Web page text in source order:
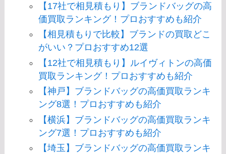
【17社で相見積もり】ブランドバッグの高
価買取ランキング！プロおすすめも紹介
【相見積もりで比較】ブランドの買取どこ
がいい？プロおすすめ12選
【12社で相見積もり】ルイヴィトンの高価
買取ランキング！プロおすすめも紹介
【神戸】ブランドバッグの高価買取ランキ
ング8選！プロおすすめも紹介
【横浜】ブランドバッグの高価買取ランキ
ング7選！プロおすすめも紹介
【埼玉】ブランドバッグの高価買取ランキ